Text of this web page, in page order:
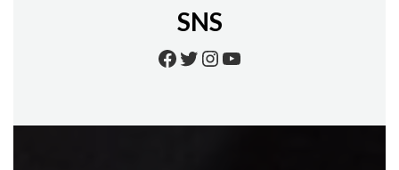
SNS
Facebook
Twitter
Instagram
YouTube